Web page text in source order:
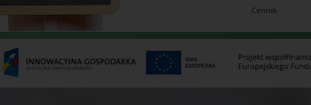
Cennik